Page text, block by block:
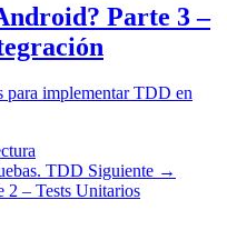
Parte 3 –
para implementar TDD en
TDD Siguiente →
2 – Tests Unitarios